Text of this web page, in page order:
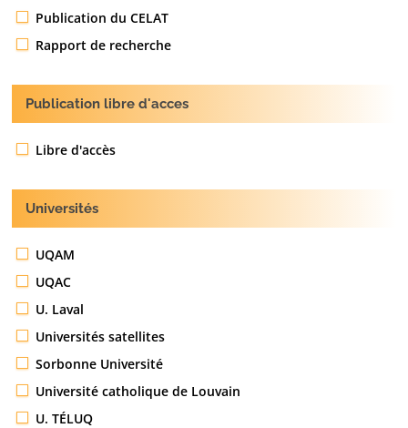
Publication du CELAT
Rapport de recherche
Publication libre d'acces
Libre d'accès
Universités
UQAM
UQAC
U. Laval
Universités satellites
Sorbonne Université
Université catholique de Louvain
U. TÉLUQ